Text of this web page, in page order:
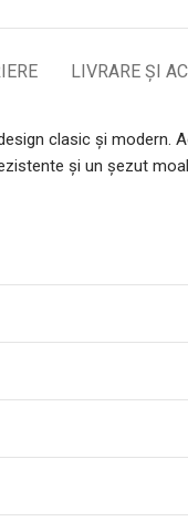
LIVRARE ȘI
clasic și
și un șezut